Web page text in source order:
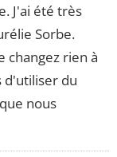
J'ai été très
Sorbe.
changez rien à
d'utiliser du
nous